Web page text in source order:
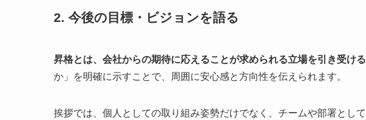
2. 今後の目標・ビジョンを語る
昇格とは、会社からの期待に応えることが求められる立場を引き受ける
か」を明確に示すことで、周囲に安心感と方向性を伝えられます。
挨拶では、個人としての取り組み姿勢だけでなく、チームや部署とし